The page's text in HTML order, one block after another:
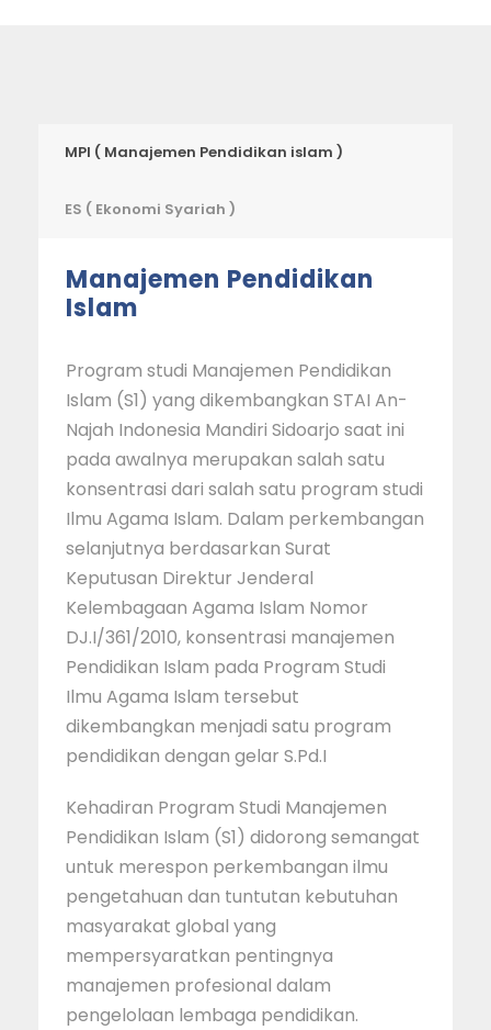
MPI ( Manajemen Pendidikan islam )
ES ( Ekonomi Syariah )
Manajemen Pendidikan
Islam
Program studi Manajemen Pendidikan
Islam (S1) yang dikembangkan STAI An-
Najah Indonesia Mandiri Sidoarjo saat ini
pada awalnya merupakan salah satu
konsentrasi dari salah satu program studi
Ilmu Agama Islam. Dalam perkembangan
selanjutnya berdasarkan Surat
Keputusan Direktur Jenderal
Kelembagaan Agama Islam Nomor
DJ.I/361/2010, konsentrasi manajemen
Pendidikan Islam pada Program Studi
Ilmu Agama Islam tersebut
dikembangkan menjadi satu program
pendidikan dengan gelar S.Pd.I
Kehadiran Program Studi Manajemen
Pendidikan Islam (S1) didorong semangat
untuk merespon perkembangan ilmu
pengetahuan dan tuntutan kebutuhan
masyarakat global yang
mempersyaratkan pentingnya
manajemen profesional dalam
pengelolaan lembaga pendidikan.